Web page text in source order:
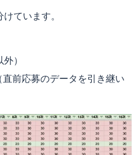
ています。
）
前応募のデータを引き継い